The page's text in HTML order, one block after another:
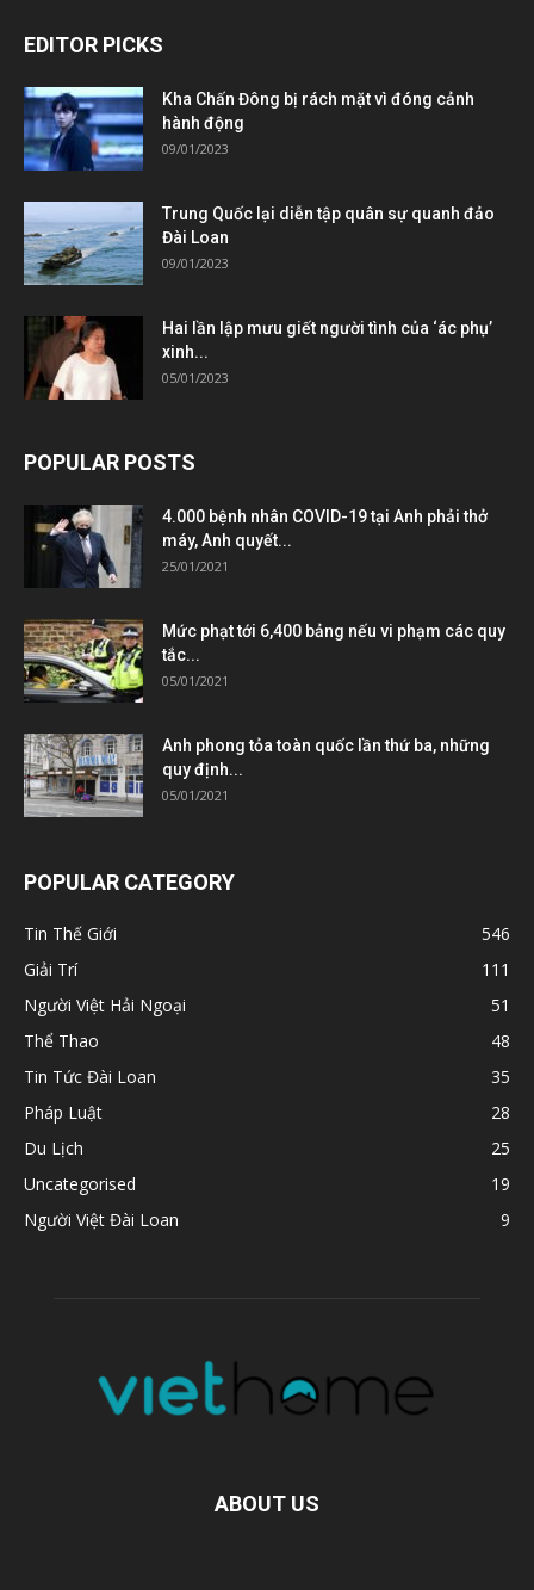
EDITOR PICKS
Kha Chấn Đông bị rách mặt vì đóng cảnh
hành động
09/01/2023
Trung Quốc lại diễn tập quân sự quanh đảo
Đài Loan
09/01/2023
Hai lần lập mưu giết người tình của ‘ác phụ’
xinh...
05/01/2023
POPULAR POSTS
4.000 bệnh nhân COVID-19 tại Anh phải thở
máy, Anh quyết...
25/01/2021
Mức phạt tới 6,400 bảng nếu vi phạm các quy
tắc...
05/01/2021
Anh phong tỏa toàn quốc lần thứ ba, những
quy định...
05/01/2021
POPULAR CATEGORY
Tin Thế Giới
546
Giải Trí
111
Người Việt Hải Ngoại
51
Thể Thao
48
Tin Tức Đài Loan
35
Pháp Luật
28
Du Lịch
25
Uncategorised
19
Người Việt Đài Loan
9
ABOUT US